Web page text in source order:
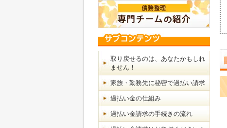
取り戻せるのは、あなたかもしれ
ません！
家族・勤務先に秘密で過払い請求
過払い金の仕組み
過払い金請求の手続きの流れ